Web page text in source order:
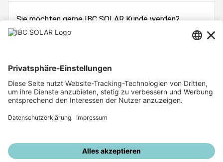
Sie möchten gerne IBC SOLAR Kunde werden?
Dann registrieren Sie sich jetzt!
Unsere weiteren Angebote
IBC SOLAR Webseite